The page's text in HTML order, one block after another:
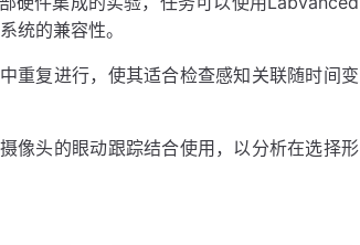
统的兼容性。
重复进行，使其适合检查感知关联随时间变
像头的眼动跟踪结合使用，以分析在选择形